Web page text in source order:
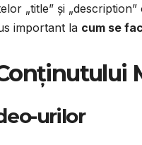
„title” și
important la cum se
urilor